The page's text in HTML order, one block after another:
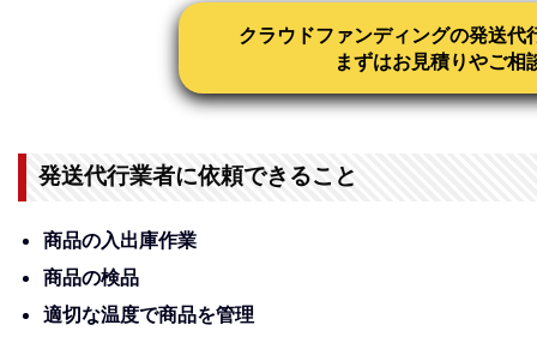
クラウドファンディングの発送代
まずはお見積りやご相
発送代行業者に依頼できること
商品の入出庫作業
商品の検品
適切な温度で商品を管理